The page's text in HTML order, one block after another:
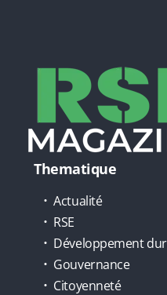
Thematique
Actualité
RSE
Développement
Gouvernance
Citoyenneté